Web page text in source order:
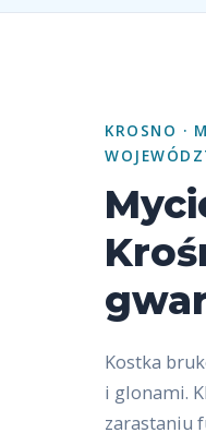
KROSNO ·
Kostka
i glonami.
zarastaniu